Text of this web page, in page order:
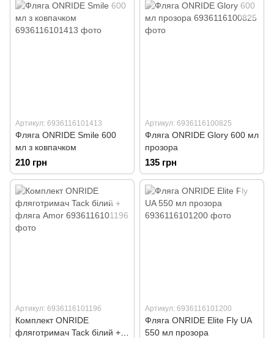
Артикул: 6936116101413
Фляга ONRIDE Smile 600
мл з ковпачком
210 грн
Артикул: 6936116100825
Фляга ONRIDE Glory 600 мл
прозора
135 грн
Артикул: 6936116101196
Комплект ONRIDE
фляготримач Tack білий +
Артикул: 6936116101200
Фляга ONRIDE Elite Fly UA
550 мл прозора